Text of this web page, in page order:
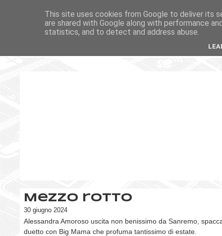
Mezzo rotto
30 giugno 2024
Alessandra Amoroso uscita non benissimo da Sanremo,
duetto con Big Mama che profuma tantissimo di estate.
This site uses cookies from Google to deliver its
are shared with Google along with performance
statistics, and to detect and address abuse.